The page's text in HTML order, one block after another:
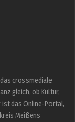
crossmediale
gleich, ob Kultur,
das Online-Portal,
Meißens